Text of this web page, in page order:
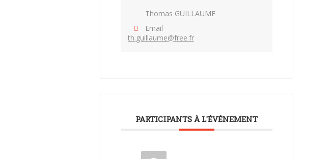
Thomas GUILLAUME
Email
th.guillaume@free.fr
PARTICIPANTS À L'ÉVÉNEMENT